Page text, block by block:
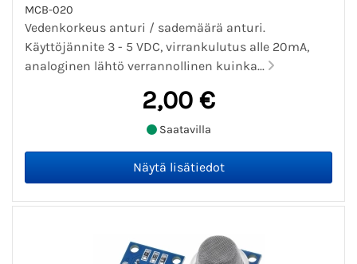
MCB-020
Vedenkorkeus anturi / sademäärä anturi.
Käyttöjännite 3 - 5 VDC, virrankulutus alle 20mA,
analoginen lähtö verrannollinen kuinka...
2,00 €
Saatavilla